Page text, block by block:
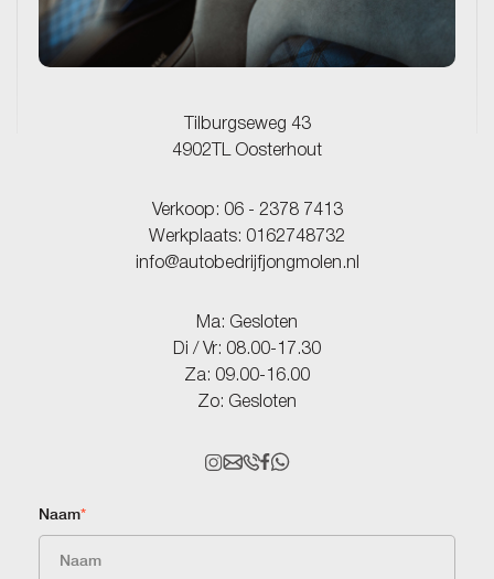
Tilburgseweg 43
4902TL Oosterhout
Verkoop: 06 - 2378 7413
Werkplaats: 0162748732
info@autobedrijfjongmolen.nl
Ma: Gesloten
Di / Vr: 08.00-17.30
Za: 09.00-16.00
Zo: Gesloten
Naam*